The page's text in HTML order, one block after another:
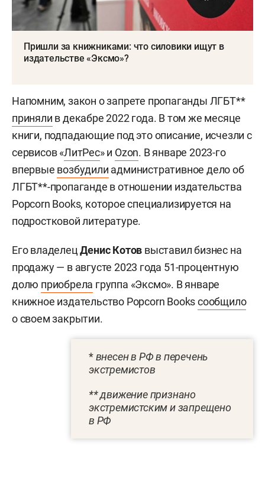
Пришли за книжниками: что силовики ищут в
издательстве «Эксмо»?
Напомним, закон о запрете пропаганды ЛГБТ**
приняли в декабре 2022 года. В том же месяце
книги, подпадающие под это описание, исчезли с
сервисов «ЛитРес» и Ozon. В январе 2023-го
впервые возбудили административное дело об
ЛГБТ**-пропаганде в отношении издательства
Popcorn Books, которое специализируется на
подростковой литературе.
Его владелецДенис Котов выставил бизнес на
продажу — в августе 2023 года 51-процентную
долю приобрела группа «Эксмо». В январе
книжное издательство Popcorn Booksсообщило
о своем закрытии.
*внесен в РФ в перечень
экстремистов
** движение признано
экстремистским и запрещено
в РФ